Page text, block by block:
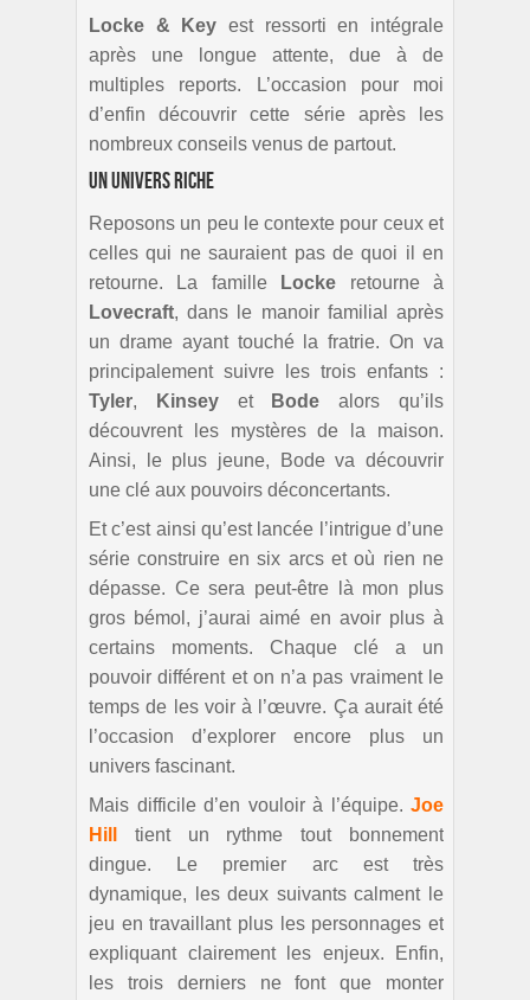
Locke & Key est ressorti en intégrale
après une longue attente, due à de
multiples reports. L’occasion pour moi
d’enfin découvrir cette série après les
nombreux conseils venus de partout.
Un univers riche
Reposons un peu le contexte pour ceux et
celles qui ne sauraient pas de quoi il en
retourne. La famille
Locke retourne à
Lovecraft, dans le manoir familial après
un drame ayant touché la fratrie. On va
principalement suivre les trois enfants :
Tyler, Kinseyet Bode alors qu’ils
découvrent les mystères de la maison.
Ainsi, le plus jeune, Bode va découvrir
une clé aux pouvoirs déconcertants.
Et c’est ainsi qu’est lancée l’intrigue d’une
série construire en six arcs et où rien ne
dépasse. Ce sera peut-être là mon plus
gros bémol, j’aurai aimé en avoir plus à
certains moments. Chaque clé a un
pouvoir différent et on n’a pas vraiment le
temps de les voir à l’œuvre. Ça aurait été
l’occasion d’explorer encore plus un
univers fascinant.
Mais difficile d’en vouloir à l’équipe. Joe
Hill
tient un rythme tout bonnement
dingue. Le premier arc est très
dynamique, les deux suivants calment le
jeu en travaillant plus les personnages et
expliquant clairement les enjeux. Enfin,
les trois derniers ne font que monter